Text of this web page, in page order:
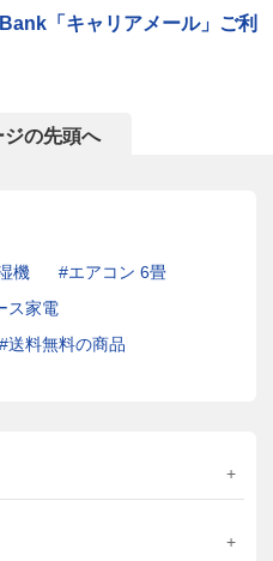
「キャリアメール」ご利
の先頭へ
機
エアコン 6畳
ス家電
送料無料の商品